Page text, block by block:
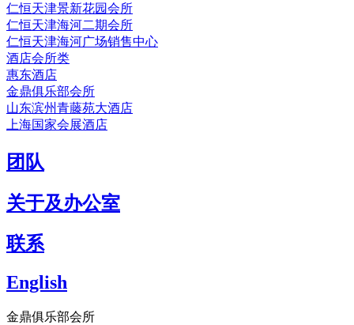
仁恒天津景新花园会所
仁恒天津海河二期会所
仁恒天津海河广场销售中心
酒店会所类
惠东酒店
金鼎俱乐部会所
山东滨州青藤苑大酒店
上海国家会展酒店
团队
关于及办公室
联系
English
金鼎俱乐部会所